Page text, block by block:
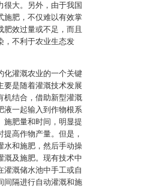
很大。另外，由于我国
施肥，不仅难以有效掌
效过量或不足，而且
，不利于农业生态发
化灌溉农业的一个关键
要是随着灌溉技术发展
机结合，借助新型灌溉
液一起输入到作物根系
施肥量和时间，明显提
高作物产量。但是，
水和施肥，然后手动操
溉及施肥。现有技术中
灌溉储水池中手工或自
间隔进行自动灌溉和施